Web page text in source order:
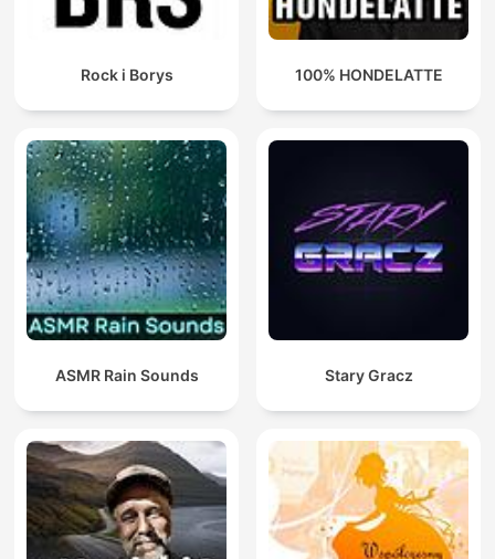
Rock i Borys 100% HONDELATTE
ASMR Rain Sounds Stary Gracz